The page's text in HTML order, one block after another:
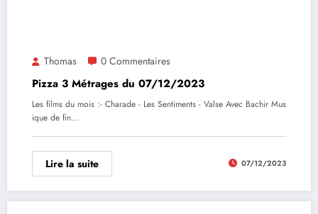
Thomas 0 Commentaires
Pizza 3 Métrages du 07/12/2023
Les films du mois :- Charade - Les Sentiments - Valse Avec Bachir Mus
ique de fin…
Lire la suite 07/12/2023